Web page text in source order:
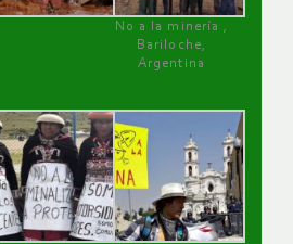
No a la minería ,
Bariloche,
Argentina